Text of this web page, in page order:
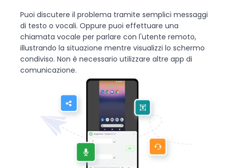
Puoi discutere il problema tramite semplici messaggi
di testo o vocali. Oppure puoi effettuare una
chiamata vocale per parlare con l'utente remoto,
illustrando la situazione mentre visualizzi lo schermo
condiviso. Non è necessario utilizzare altre app di
comunicazione.